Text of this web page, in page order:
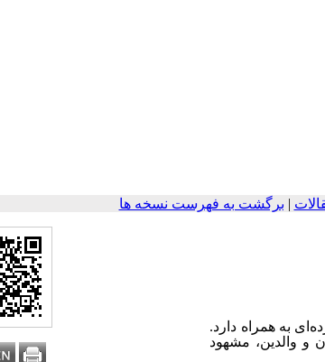
| برگشت به فهرست نسخه ها
به همراه دارد.
و والدین، مشهود